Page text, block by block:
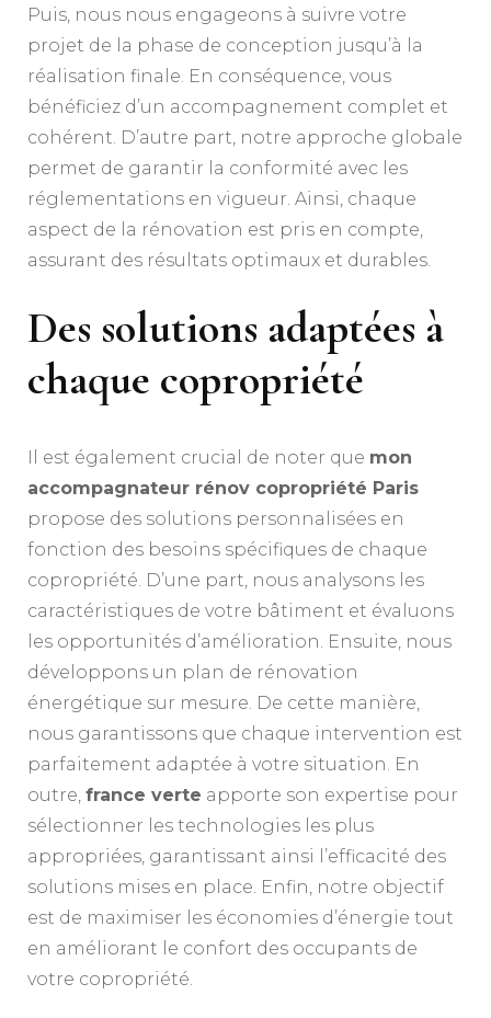
Puis, nous nous engageons à suivre votre
projet de la phase de conception jusqu’à la
réalisation finale. En conséquence, vous
bénéficiez d’un accompagnement complet et
cohérent. D’autre part, notre approche globale
permet de garantir la conformité avec les
réglementations en vigueur. Ainsi, chaque
aspect de la rénovation est pris en compte,
assurant des résultats optimaux et durables.
Des solutions adaptées à
chaque copropriété
Il est également crucial de noter que mon
accompagnateur rénov copropriété Paris
propose des solutions personnalisées en
fonction des besoins spécifiques de chaque
copropriété. D’une part, nous analysons les
caractéristiques de votre bâtiment et évaluons
les opportunités d’amélioration. Ensuite, nous
développons un plan de rénovation
énergétique sur mesure. De cette manière,
nous garantissons que chaque intervention est
parfaitement adaptée à votre situation. En
outre, france verte apporte son expertise pour
sélectionner les technologies les plus
appropriées, garantissant ainsi l’efficacité des
solutions mises en place. Enfin, notre objectif
est de maximiser les économies d’énergie tout
en améliorant le confort des occupants de
votre copropriété.